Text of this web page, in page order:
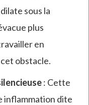
sous la
plus
en
obstacle.
: Cette
inflammation dite